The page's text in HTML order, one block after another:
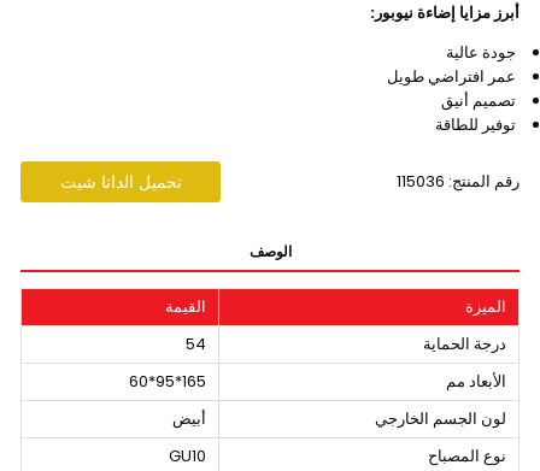
أبرز مزايا إضاءة نيوبور:
جودة عالية
عمر افتراضي طويل
تصميم أنيق
توفير للطاقة
رقم المنتج: 115036 تحميل الداتا شيت
الوصف
الميزة
القيمة
درجة الحماية
54
الأبعاد مم
165*95*60
لون الجسم الخارجي
أبيض
نوع المصباح
GU10